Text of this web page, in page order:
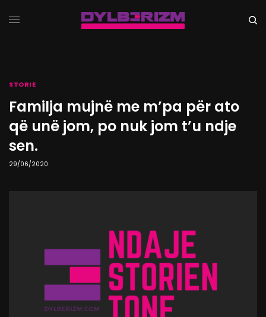
STORIE
Familja mujnë me m’pa për ato
që unë jom, po nuk jom t’u ndje
sen.
29/06/2020